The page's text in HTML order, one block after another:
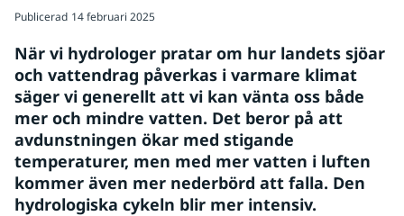
Publicerad 14 februari 2025
När vi hydrologer pratar om hur landets sjöar
och vattendrag påverkas i varmare klimat
säger vi generellt att vi kan vänta oss både
mer och mindre vatten. Det beror på att
avdunstningen ökar med stigande
temperaturer, men med mer vatten i luften
kommer även mer nederbörd att falla. Den
hydrologiska cykeln blir mer intensiv.